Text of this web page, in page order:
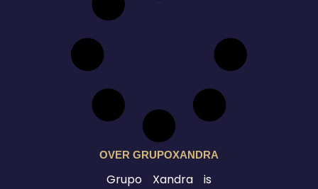
OVER GRUPOXANDRA
Grupo Xandra is